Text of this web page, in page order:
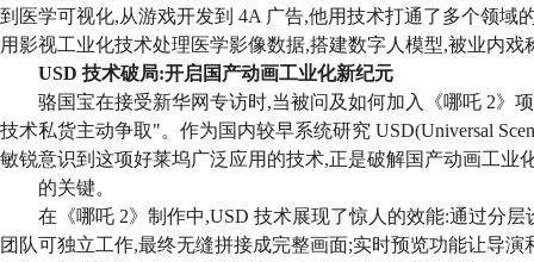
到医学可视化,从游戏开发到 4A 广告,他用技术打通了多个领域
用影视工业化技术处理医学影像数据,搭建数字人模型,被业内
USD 技术破局:开启国产动画工业化新纪元
骆国宝在接受新华网专访时,当被问及如何加入《哪吒 2》
技术私货主动争取"。作为国内较早系统研究 USD(Universal
敏锐意识到这项好莱坞广泛应用的技术,正是破解国产动画工业
的关键。
在《哪吒 2》制作中,USD 技术展现了惊人的效能:通过分
团队可独立工作,最终无缝拼接成完整画面;实时预览功能让导